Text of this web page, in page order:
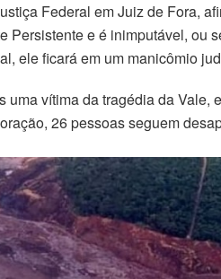
Federal em Juiz de Fora,
e é inimputável,
ele ficará em um manicômio
vítima da tragédia da
26 pessoas seguem